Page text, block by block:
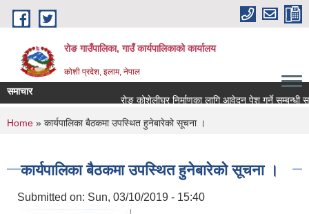
Skip to main content
रोङ गाउँपालिका, गाउँ कार्यपालिकाको कार्यालय
कोशी प्रदेश, इलाम, नेपाल
समाचार
रोङ कोशेलीघर निर्माणका लागि आवेदन पेश गर्ने सम्बन्धी
You are here
Home » कार्यपालिका बैठकमा उपस्थित हुनेबारेको सूचना ।
कार्यपालिका बैठकमा उपस्थित हुनेबारेको सूचना ।
Submitted on: Sun, 03/10/2019 - 15:40